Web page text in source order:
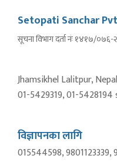
Setopati Sanchar
सूचना विभाग दर्ता नंः १४१७/
Jhamsikhel Lalitpur, Nepal
01-5429319, 01-
विज्ञापनका लागि
015544598, 9801123339,